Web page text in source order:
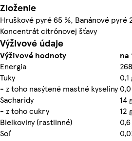
Zloženie
Hruškové pyré 65 %, Banánové pyré
Koncentrát citrónovej šťavy
Výživové údaje
Výživové hodnoty
na
Energia
Tuky
0,1
- z toho nasýtené mastné kyseliny
Sacharidy
14
- z toho cukry
12
Bielkoviny (rastlinné)
Soľ